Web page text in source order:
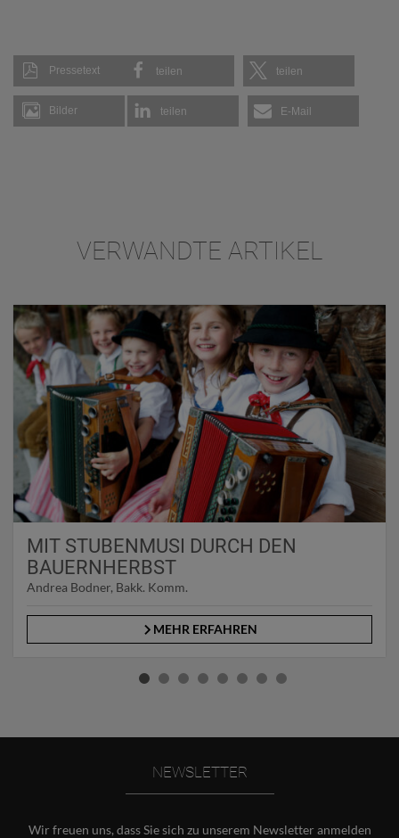
Pressetext
Bilder
teilen teilen
teilen E-Mail
VERWANDTE ARTIKEL
MIT STUBENMUSI DURCH DEN
BAUERNHERBST
Andrea Bodner, Bakk. Komm.
MEHR ERFAHREN
NEWSLETTER
Wir freuen uns, dass Sie sich zu unserem Newsletter anmelden